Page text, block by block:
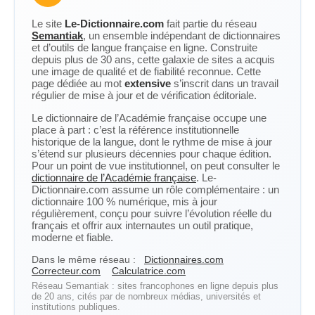
Le site Le-Dictionnaire.com fait partie du réseau
Semantiak, un ensemble indépendant de dictionnaires
et d’outils de langue française en ligne. Construite
depuis plus de 30 ans, cette galaxie de sites a acquis
une image de qualité et de fiabilité reconnue. Cette
page dédiée au mot extensive s’inscrit dans un travail
régulier de mise à jour et de vérification éditoriale.
Le dictionnaire de l’Académie française occupe une
place à part : c’est la référence institutionnelle
historique de la langue, dont le rythme de mise à jour
s’étend sur plusieurs décennies pour chaque édition.
Pour un point de vue institutionnel, on peut consulter le
dictionnaire de l’Académie française. Le-
Dictionnaire.com assume un rôle complémentaire : un
dictionnaire 100 % numérique, mis à jour
régulièrement, conçu pour suivre l’évolution réelle du
français et offrir aux internautes un outil pratique,
moderne et fiable.
Dans le même réseau :
Dictionnaires.com
Correcteur.com
Calculatrice.com
Réseau Semantiak : sites francophones en ligne depuis plus
de 20 ans, cités par de nombreux médias, universités et
institutions publiques.